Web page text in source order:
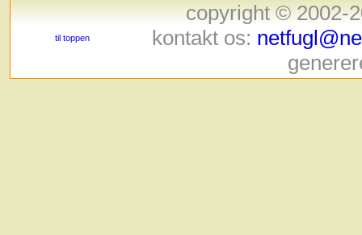
til toppen
copyright © 2002-
kontakt os: